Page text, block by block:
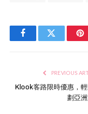
FacebookTwitter
PREVIOUS
Klook客路限時優惠，輕
劃亞